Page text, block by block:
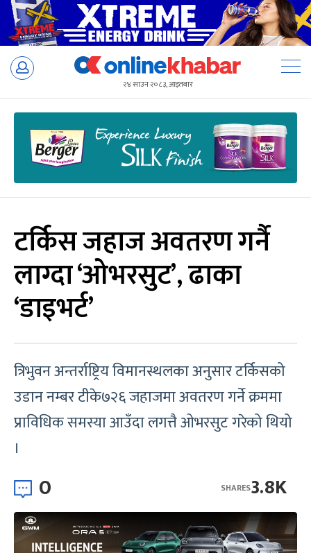
Skip
२४ साउन २०८३, आइतबार
टर्किस जहाज अवतरण गर्नै
लाग्दा ‘ओभरसुट’, ढाका
‘डाइभर्ट’
त्रिभुवन अन्तर्राष्ट्रिय विमानस्थलका अनुसार टर्किसको
उडान नम्बर टीके७२६ जहाजमा अवतरण गर्ने क्रममा
प्राविधिक समस्या आउँदा लगत्तै ओभरसुट गरेको थियो
।
0 3.8K
SHARES